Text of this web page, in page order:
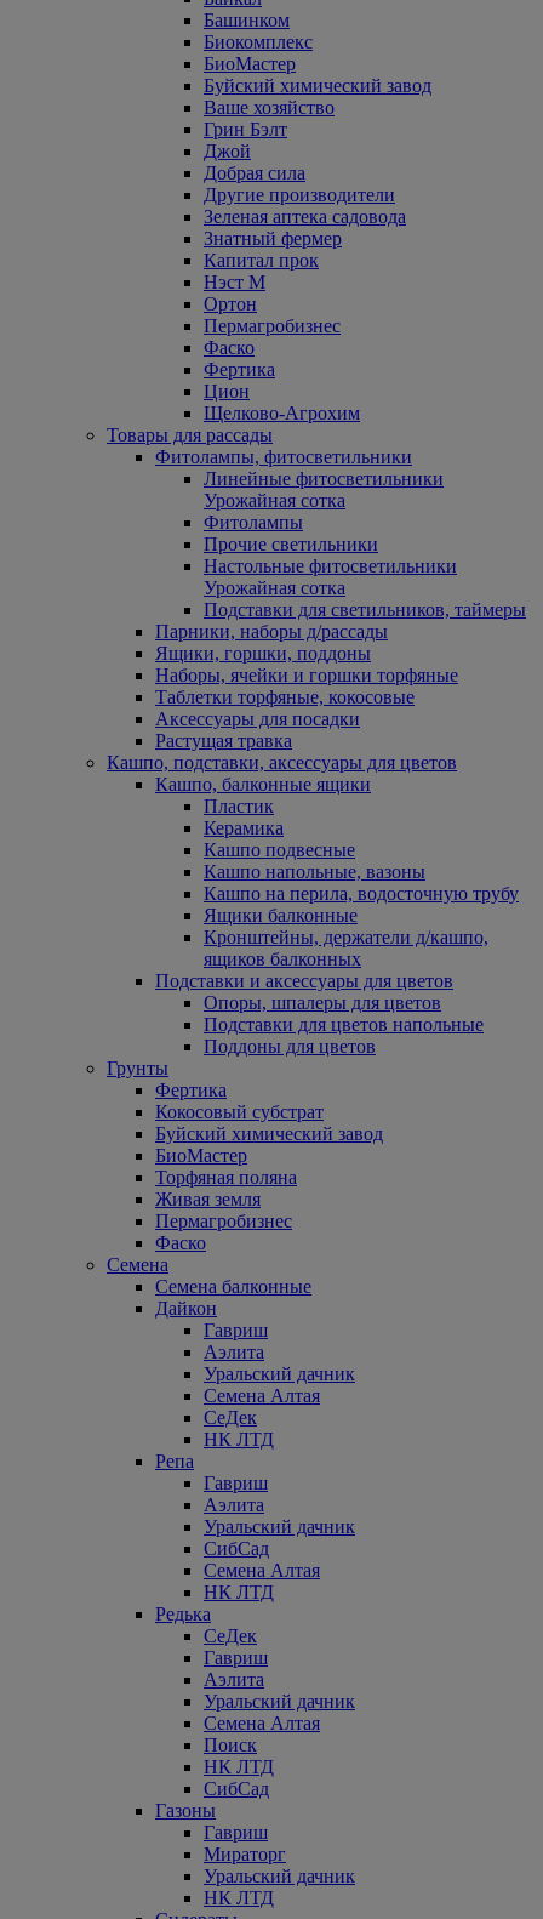
Башинком
Биокомплекс
БиоМастер
Буйский химический завод
Ваше хозяйство
Грин Бэлт
Джой
Добрая сила
Другие производители
Зеленая аптека садовода
Знатный фермер
Капитал прок
Нэст М
Ортон
Пермагробизнес
Фаско
Фертика
Цион
Щелково-Агрохим
Товары для рассады
Фитолампы, фитосветильники
Линейные фитосветильники
Урожайная сотка
Фитолампы
Прочие светильники
Настольные фитосветильники
Урожайная сотка
Подставки для светильников, таймеры
Парники, наборы д/рассады
Ящики, горшки, поддоны
Наборы, ячейки и горшки торфяные
Таблетки торфяные, кокосовые
Аксессуары для посадки
Растущая травка
Кашпо, подставки, аксессуары для цветов
Кашпо, балконные ящики
Пластик
Керамика
Кашпо подвесные
Кашпо напольные, вазоны
Кашпо на перила, водосточную трубу
Ящики балконные
Кронштейны, держатели д/кашпо,
ящиков балконных
Подставки и аксессуары для цветов
Опоры, шпалеры для цветов
Подставки для цветов напольные
Поддоны для цветов
Грунты
Фертика
Кокосовый субстрат
Буйский химический завод
БиоМастер
Торфяная поляна
Живая земля
Пермагробизнес
Фаско
Семена
Семена балконные
Дайкон
Гавриш
Аэлита
Уральский дачник
Семена Алтая
СеДек
НК ЛТД
Репа
Гавриш
Аэлита
Уральский дачник
СибСад
Семена Алтая
НК ЛТД
Редька
СеДек
Гавриш
Аэлита
Уральский дачник
Семена Алтая
Поиск
НК ЛТД
СибСад
Газоны
Гавриш
Мираторг
Уральский дачник
НК ЛТД